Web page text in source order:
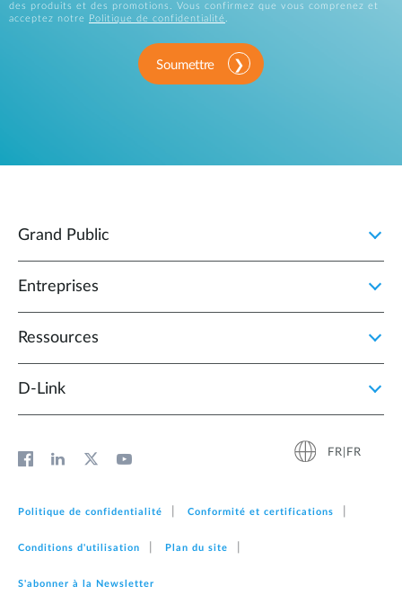
des produits et des promotions. Vous confirmez que vous comprenez et
acceptez notre
Politique de confidentialité.
Soumettre
Grand Public
Entreprises
Ressources
D‑Link
FR|FR
Politique de confidentialité Conformité et certifications
Conditions d'utilisation Plan du site
S'abonner à la Newsletter